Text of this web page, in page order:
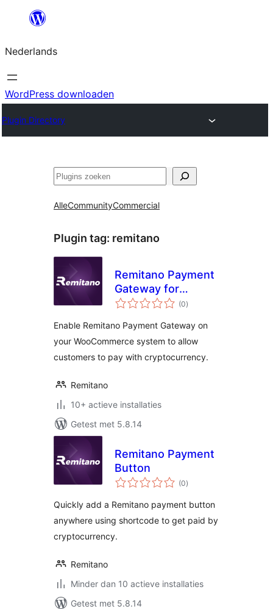
de
inhoud
Nederlands
WordPress downloaden
Plugin Directory
Zoeken
AlleCommunityCommercial
Plugin tag: remitano
Remitano Payment
Gateway for
WooCommerce
(0totaal
waarderingen
)
Enable Remitano Payment Gateway on
your WooCommerce system to allow
customers to pay with cryptocurrency.
Remitano
10+ actieve installaties
Getest met 5.8.14
Remitano Payment
Button
(0totaal
waarderingen
)
Quickly add a Remitano payment button
anywhere using shortcode to get paid by
cryptocurrency.
Remitano
Minder dan 10 actieve installaties
Getest met 5.8.14